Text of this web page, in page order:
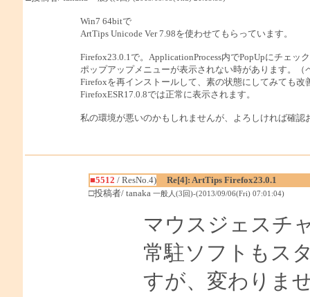
Win7 64bitで
ArtTips Unicode Ver 7.98を使わせてもらっています。
Firefox23.0.1で。ApplicationProcess内でPopUpにチェッ
ポップアップメニューが表示されない時があります。
Firefoxを再インストールして、素の状態にしてみても改
FirefoxESR17.0.8では正常に表示されます。
私の環境が悪いのかもしれませんが、よろしければ確認
■5512 / ResNo.4)
Re[4]: ArtTips Firefox23.0.1
□投稿者/ tanaka 一般人(3回)-(2013/09/06(Fri) 07:01:04)
マウスジェスチ
常駐ソフトもス
すが、変わりま